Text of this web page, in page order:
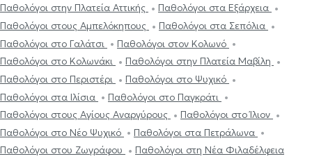
Παθολόγοι στην Πλατεία Αττικής
Παθολόγοι στα Εξάρχεια
Παθολόγοι στους Αμπελόκηπους
Παθολόγοι στα Σεπόλια
Παθολόγοι στο Γαλάτσι
Παθολόγοι στον Κολωνό
Παθολόγοι στο Κολωνάκι
Παθολόγοι στην Πλατεία Μαβίλη
Παθολόγοι στο Περιστέρι
Παθολόγοι στο Ψυχικό
Παθολόγοι στα Ιλίσια
Παθολόγοι στο Παγκράτι
Παθολόγοι στους Αγίους Αναργύρους
Παθολόγοι στο Ίλιον
Παθολόγοι στο Νέο Ψυχικό
Παθολόγοι στα Πετράλωνα
Παθολόγοι στου Ζωγράφου
Παθολόγοι στη Νέα Φιλαδέλφεια